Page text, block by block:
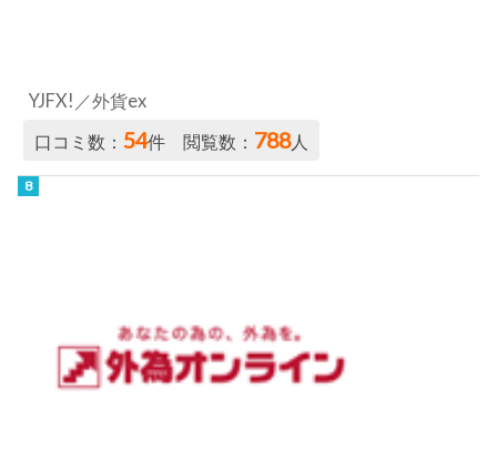
YJFX!／外貨ex
口コミ数：54件 閲覧数： 788人